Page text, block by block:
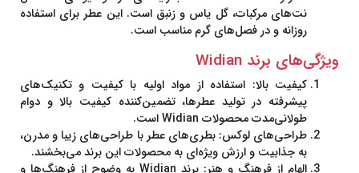
نت‌های مرکبات، گل یاس و زنبق است. این عطر برای استفاده
روزانه و در فصل‌های گرم مناسب است.
ویژگی‌های برند Widian
کیفیت بالا: استفاده از مواد اولیه با کیفیت و تکنیک‌های
پیشرفته در تولید عطرها، تضمین‌کننده کیفیت بالا و دوام
طولانی‌مدت محصولات Widian است.
طراحی‌های لوکس: بطری‌های عطر با طراحی‌های زیبا و مدرن،
به جذابیت و ارزش ویژه‌ای به محصولات این برند می‌بخشند.
الهام از فرهنگ و هنر
: برند Widian به وضوح از فرهنگ‌ها و